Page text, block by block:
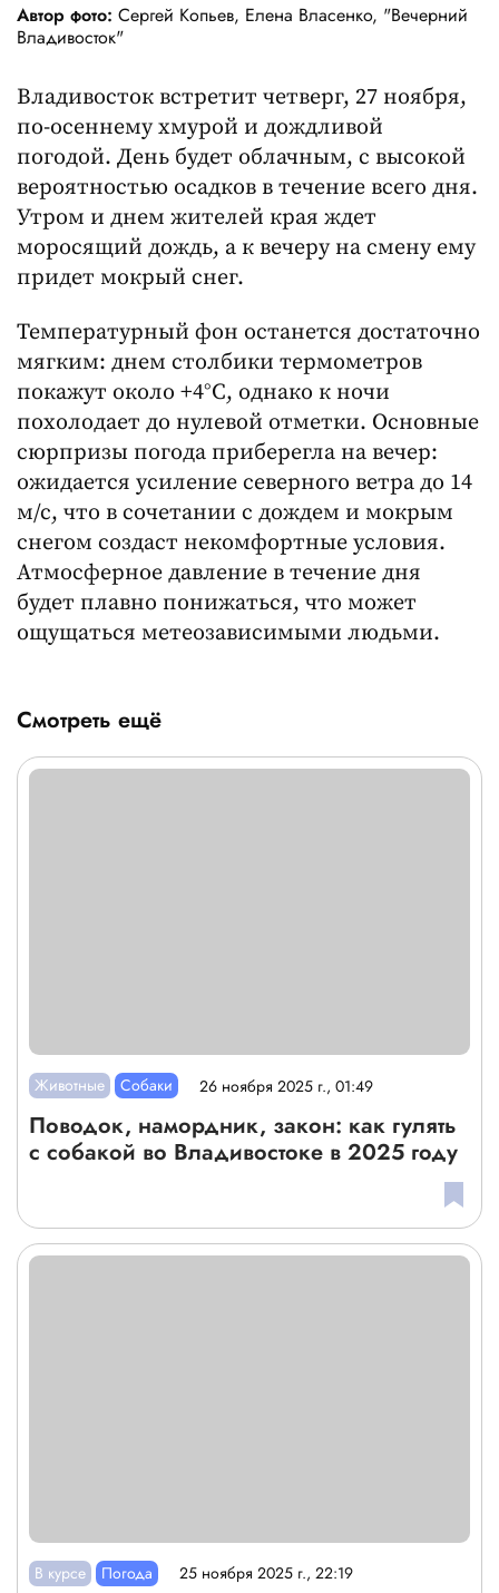
Автор фото: Сергей Копьев, Елена Власенко, "Вечерний
Владивосток"
Владивосток встретит четверг, 27 ноября,
по-осеннему хмурой и дождливой
погодой. День будет облачным, с высокой
вероятностью осадков в течение всего дня.
Утром и днем жителей края ждет
моросящий дождь, а к вечеру на смену ему
придет мокрый снег.
Температурный фон останется достаточно
мягким: днем столбики термометров
покажут около +4°C, однако к ночи
похолодает до нулевой отметки. Основные
сюрпризы погода приберегла на вечер:
ожидается усиление северного ветра до 14
м/с, что в сочетании с дождем и мокрым
снегом создаст некомфортные условия.
Атмосферное давление в течение дня
будет плавно понижаться, что может
ощущаться метеозависимыми людьми.
Смотреть ещё
Животные Собаки 26 ноября 2025 г., 01:49
Поводок, намордник, закон: как гулять
с собакой во Владивостоке в 2025 году
В курсе Погода 25 ноября 2025 г., 22:19